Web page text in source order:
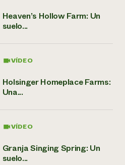
Heaven’s Hollow Farm: Un
suelo...
VÍDEO
Holsinger Homeplace Farms:
Una...
VÍDEO
Granja Singing Spring: Un
suelo...